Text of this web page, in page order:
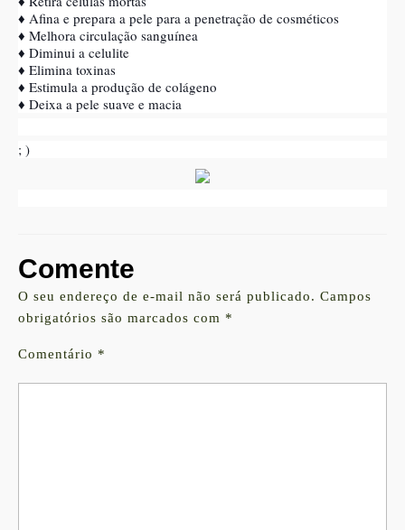
♦ Afina e prepara a pele para a penetração de cosméticos
♦ Melhora circulação sanguínea
♦ Diminui a celulite
♦ Elimina toxinas
♦ Estimula a produção de colágeno
♦ Deixa a pele suave e macia
; )
Comente
O seu endereço de e-mail não será publicado. Campos
obrigatórios são marcados com *
Comentário *